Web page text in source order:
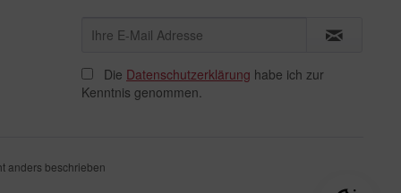
Die Datenschutzerklärung habe ich zur
Kenntnis genommen.
anders beschrieben